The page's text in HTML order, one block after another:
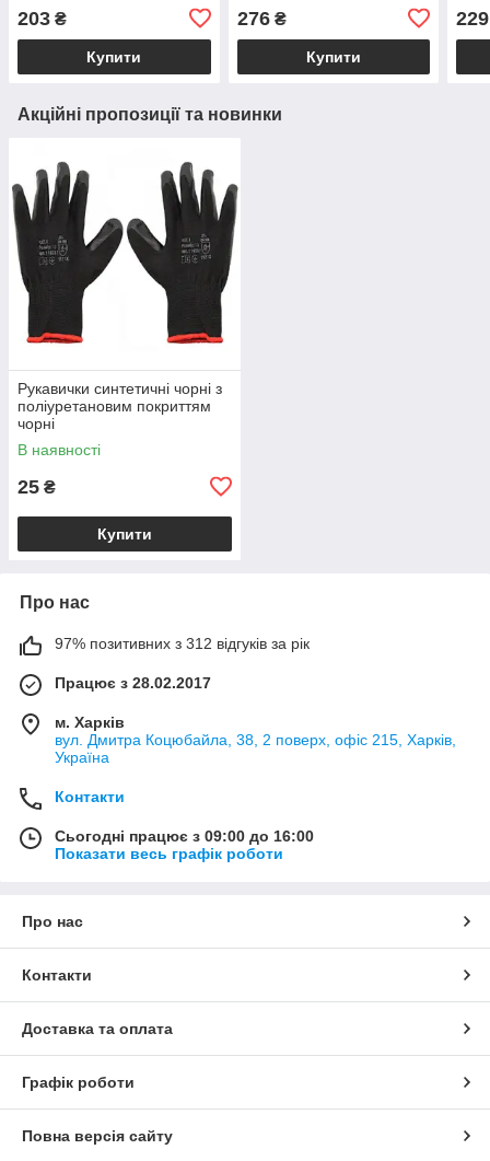
203 ₴
Купити
276₴
Купити
229
Акційні пропозиції та новинки
Рукавички синтетичні чорні з
поліуретановим покриттям
чорні
В наявності
25 ₴
Купити
Про нас
97% позитивних з 312 відгуків за рік
Працює з 28.02.2017
м. Харків
вул. Дмитра Коцюбайла, 38, 2 поверх, офіс 215, Харків,
Україна
Контакти
Сьогодні працює з 09:00 до 16:00
Показати весь графік роботи
Про нас
Контакти
Доставка та оплата
Графік роботи
Повна версія сайту